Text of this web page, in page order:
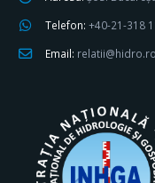
Telefon: +40-21-318
Email: relatii@hidro.ro